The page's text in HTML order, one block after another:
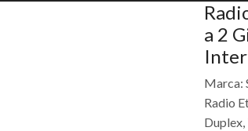
a 2
Marca:
Radio